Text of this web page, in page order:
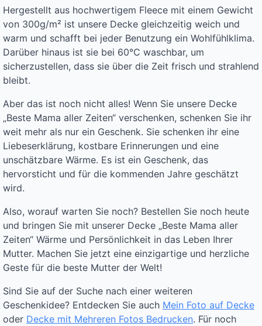
Hergestellt aus hochwertigem Fleece mit einem Gewicht
von 300g/m² ist unsere Decke gleichzeitig weich und
warm und schafft bei jeder Benutzung ein Wohlfühlklima.
Darüber hinaus ist sie bei 60°C waschbar, um
sicherzustellen, dass sie über die Zeit frisch und strahlend
bleibt.
Aber das ist noch nicht alles! Wenn Sie unsere Decke
„Beste Mama aller Zeiten“ verschenken, schenken Sie ihr
weit mehr als nur ein Geschenk. Sie schenken ihr eine
Liebeserklärung, kostbare Erinnerungen und eine
unschätzbare Wärme. Es ist ein Geschenk, das
hervorsticht und für die kommenden Jahre geschätzt
wird.
Also, worauf warten Sie noch? Bestellen Sie noch heute
und bringen Sie mit unserer Decke „Beste Mama aller
Zeiten“ Wärme und Persönlichkeit in das Leben Ihrer
Mutter. Machen Sie jetzt eine einzigartige und herzliche
Geste für die beste Mutter der Welt!
Sind Sie auf der Suche nach einer weiteren
Geschenkidee? Entdecken Sie auch Mein Foto auf Decke
oder Decke mit Mehreren Fotos Bedrucken. Für noch